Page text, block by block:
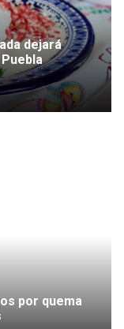
dejará
por quema